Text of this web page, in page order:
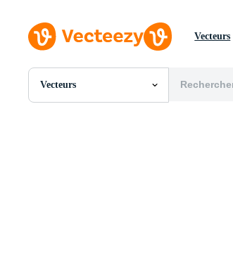
Vecteurs
Vecteurs
Toutes Images